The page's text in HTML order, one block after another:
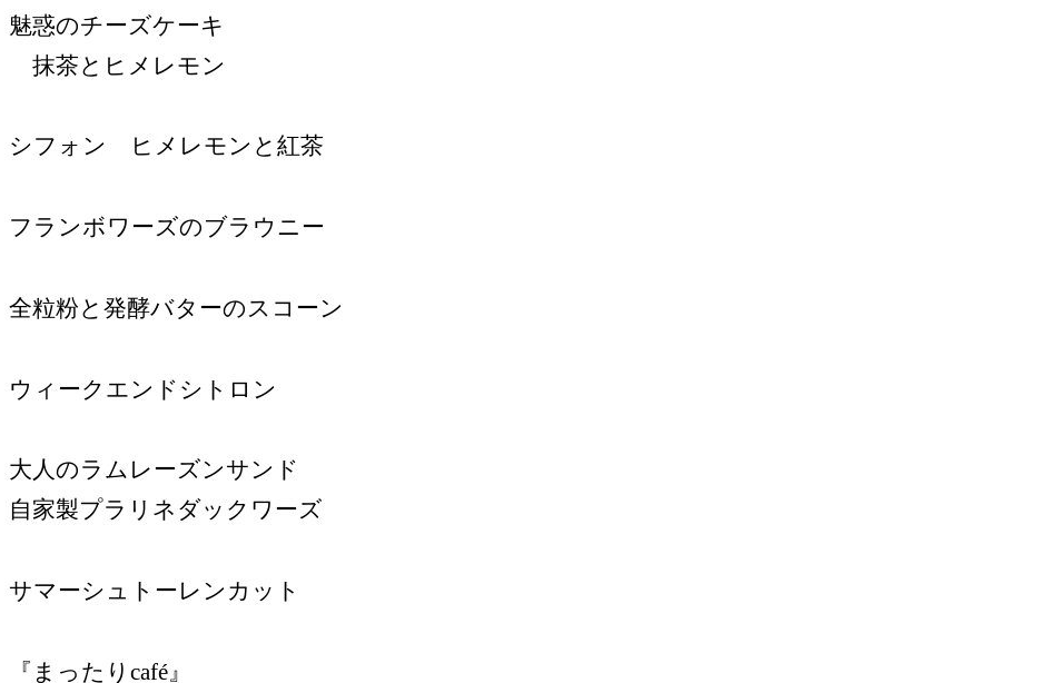
魅惑のチーズケーキ
抹茶とヒメレモン
シフォン ヒメレモンと紅茶
フランボワーズのブラウニー
全粒粉と発酵バターのスコーン
ウィークエンドシトロン
大人のラムレーズンサンド
自家製プラリネダックワーズ
サマーシュトーレンカット
『まったりcafé』